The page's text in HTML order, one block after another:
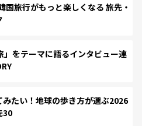
旅行がもっと楽しくなる 旅先・
」をテーマに語るインタビュー連
たい！地球の歩き方が選ぶ2026
30